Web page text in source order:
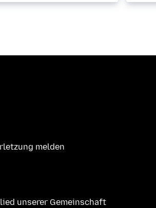
melden
unserer Gemeinschaft